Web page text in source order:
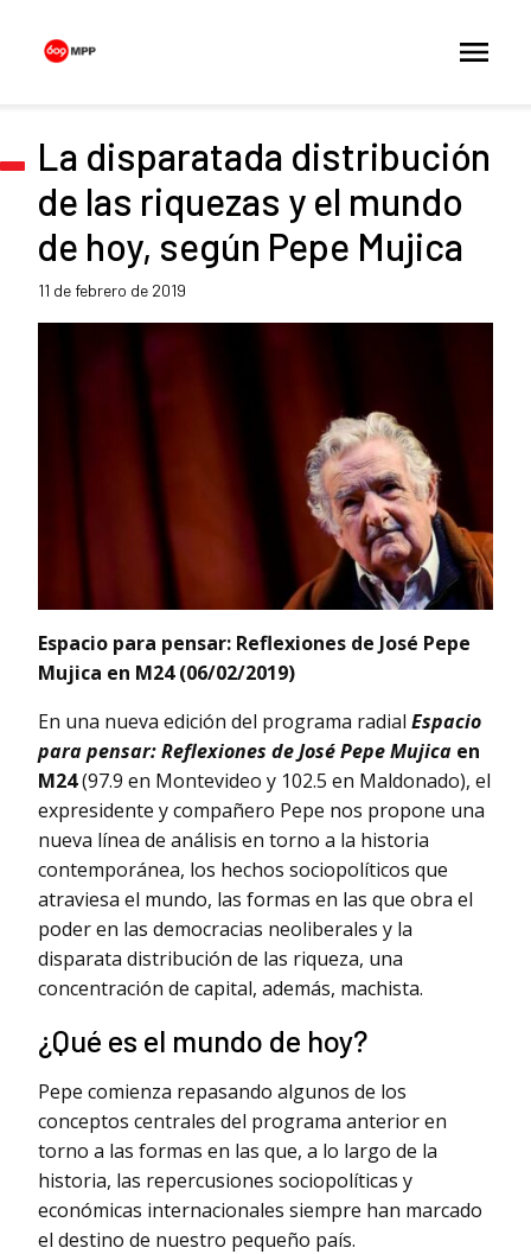
La disparatada distribución
de las riquezas y el mundo
de hoy, según Pepe Mujica
11 de febrero de 2019
Espacio para pensar: Reflexiones de José Pepe
Mujica en M24 (06/02/2019)
En una nueva edición del programa radial Espacio
para pensar: Reflexiones de José Pepe Mujica en
M24(97.9 en Montevideo y 102.5 en Maldonado), el
expresidente y compañero Pepe nos propone una
nueva línea de análisis en torno a la historia
contemporánea, los hechos sociopolíticos que
atraviesa el mundo, las formas en las que obra el
poder en las democracias neoliberales y la
disparata distribución de las riqueza, una
concentración de capital, además, machista.
¿Qué es el mundo de hoy?
Pepe comienza repasando algunos de los
conceptos centrales del programa anterior en
torno a las formas en las que, a lo largo de la
historia, las repercusiones sociopolíticas y
económicas internacionales siempre han marcado
el destino de nuestro pequeño país.